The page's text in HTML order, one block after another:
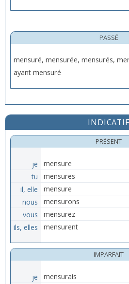
PASSÉ
mensuré, mensurée, mensurés,
ayant mensuré
INDICATIF
PRÉSENT
je
mensure
tu
mensures
il, elle
mensure
nous
mensurons
vous
mensurez
ils, elles
mensurent
IMPARFAIT
je
mensurais